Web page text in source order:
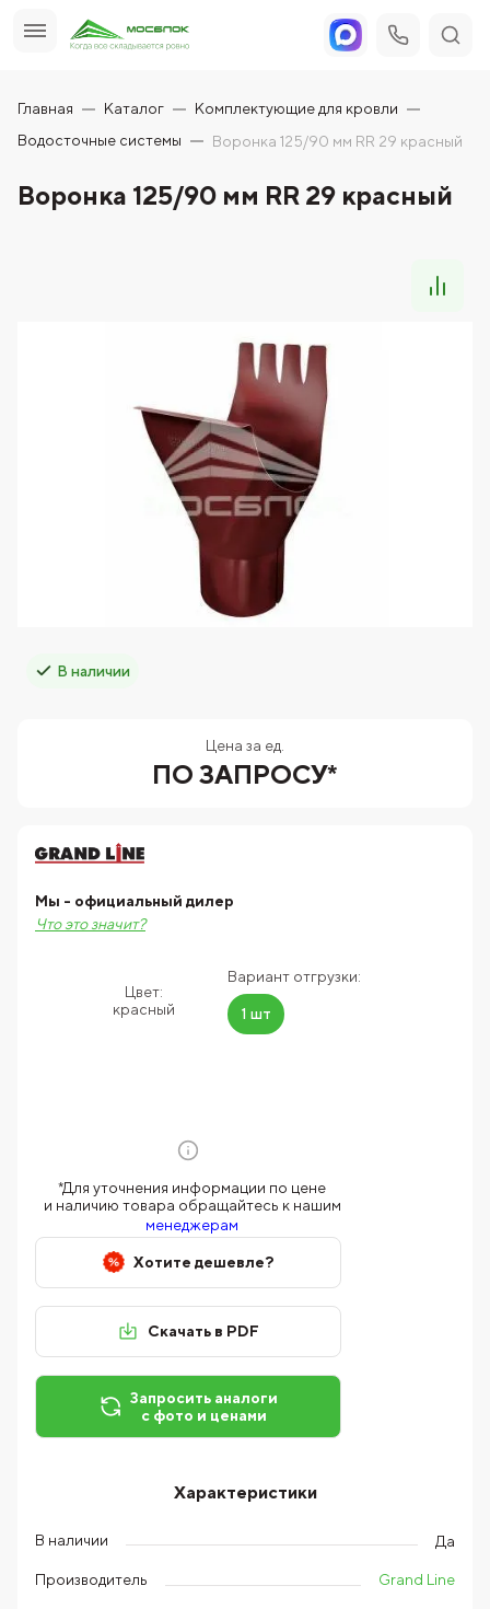
Главная Каталог
Комплектующие для кровли
Водосточные системы
Воронка 125/90 мм RR 29 красный
Воронка 125/90 мм RR 29 красный
В наличии
Цена за ед.
ПО ЗАПРОСУ*
Цвет:
красный
Вариант отгрузки:
1 шт
Мы - официальный дилер
Что это значит?
*Для уточнения информации по цене
и наличию товара обращайтесь к нашим
менеджерам
Хотите дешевле?
Скачать в PDF
Запросить аналоги
с фото и ценами
Характеристики
В наличии Да
Производитель Grand Line